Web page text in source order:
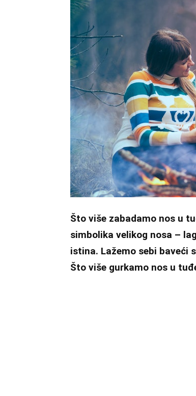
Što više zabadamo nos u
simbolika velikog nosa –
istina. Lažemo sebi baveći
Što više gurkamo nos u